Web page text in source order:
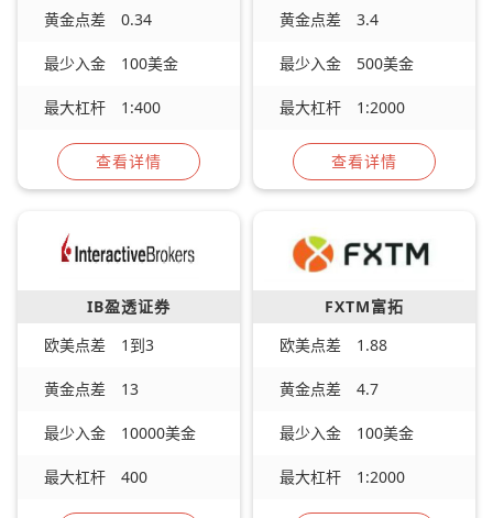
黄金点差 0.34
最少入金 100美金
最大杠杆 1:400
查看详情
黄金点差 3.4
最少入金 500美金
最大杠杆 1:2000
查看详情
IB盈透证券
欧美点差
1到3
黄金点差 13
最少入金 10000美金
最大杠杆 400
FXTM富拓
欧美点差
1.88
黄金点差 4.7
最少入金 100美金
最大杠杆 1:2000